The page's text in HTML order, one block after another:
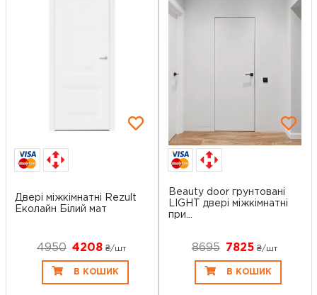
Двері міжкімнатні Rezult
Еколайн Білий мат
4950 4208₴/шт
В КОШИК
Beauty door грунтовані
LIGHT двері міжкімнатні
при...
8695 7825₴/шт
В КОШИК